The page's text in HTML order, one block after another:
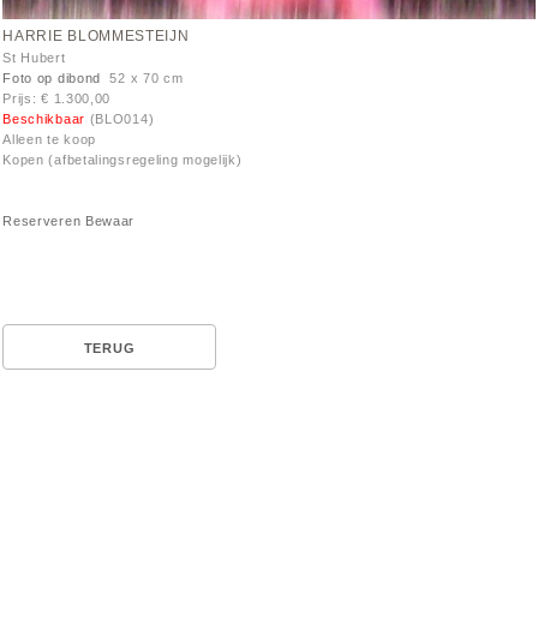
HARRIE BLOMMESTEIJN
St Hubert
Foto op dibond 52 x 70 cm
Prijs: € 1.300,00
Beschikbaar (BLO014)
Alleen te koop
Kopen (afbetalingsregeling mogelijk)
Reserveren Bewaar
TERUG